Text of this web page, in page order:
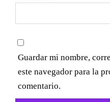
Guardar mi nombre,
este navegador para la
comentario.